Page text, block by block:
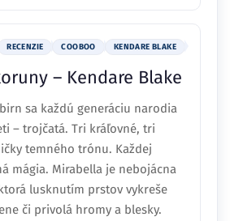
RECENZIE COOBOO KENDARE BLAKE
– Kendare Blake
sa každú generáciu narodia
– trojčatá. Tri kráľovné, tri
temného trónu. Každej
mágia. Mirabella je nebojácna
lusknutím prstov vykreše
či privolá hromy a blesky.